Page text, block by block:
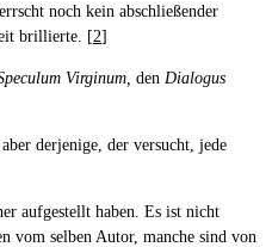
noch kein abschließender
brillierte. [2]
Virginum, den Dialogus
derjenige, der versucht, jede
aufgestellt haben. Es ist nicht
vom selben Autor, manche sind von